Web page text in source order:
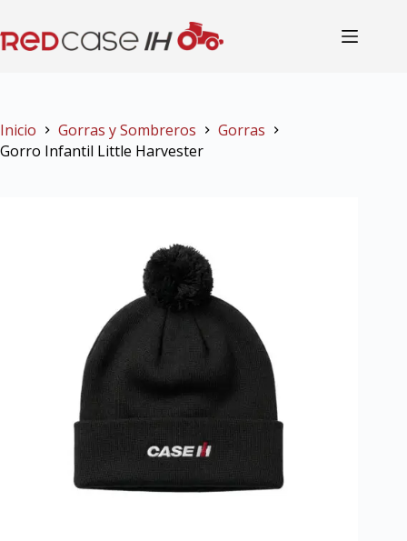
Inicio Gorras y Sombreros
Gorras
Gorro Infantil Little Harvester